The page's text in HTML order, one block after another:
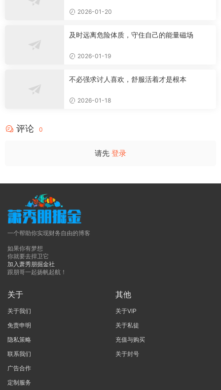
2026-01-20
及时远离危险体质，守住自己的能量磁场
2026-01-19
不必强求讨人喜欢，舒服活着才是根本
2026-01-18
评论 0
请先 登录
一个帮助你实现财务自由的博客
如果你有梦想
你就要去捍卫它
加入萧秀朋掘金社
跟朋哥一起扬帆起航！
关于
关于我们
免责申明
隐私策略
联系我们
广告合作
定制服务
其他
关于VIP
关于私徒
充值与购买
关于封号